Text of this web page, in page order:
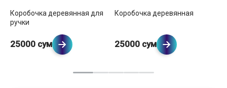
Коробочка деревянная для
ручки
25000 сум
Коробочка деревянная
25000 сум